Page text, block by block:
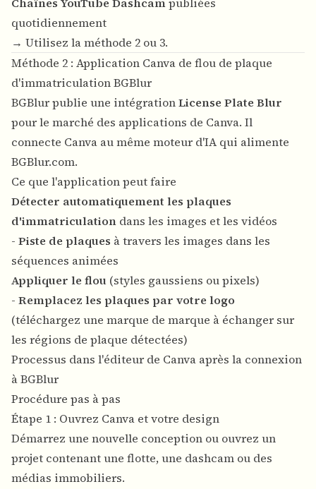
quotidiennement
→ Utilisez la méthode 2 ou 3.
Méthode 2 : Application Canva de flou de plaque
d'immatriculation BGBlur
BGBlur publie une intégrationLicense Plate Blur
pour le marché des applications de Canva. Il
connecte Canva au même moteur d'IA qui alimente
BGBlur.com.
Ce que l'application peut faire
Détecter automatiquement les plaques
d'immatriculation dans les images et les vidéos
- Piste de plaques à travers les images dans les
séquences animées
Appliquer le flou (styles gaussiens ou pixels)
- Remplacez les plaques par votre logo
(téléchargez une marque de marque à échanger sur
les régions de plaque détectées)
Processus dans l'éditeur de Canva après la connexion
à BGBlur
Procédure pas à pas
Étape 1 : Ouvrez Canva et votre design
Démarrez une nouvelle conception ou ouvrez un
projet contenant une flotte, une dashcam ou des
médias immobiliers.